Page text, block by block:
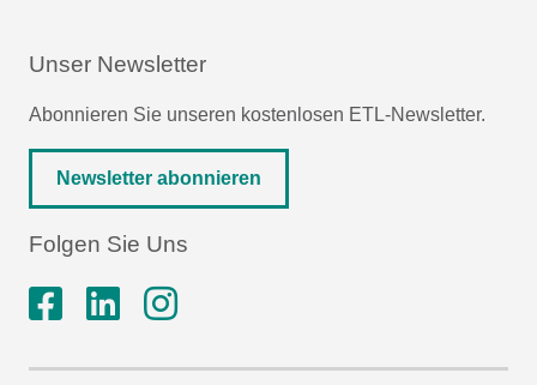
Unser Newsletter
Abonnieren Sie unseren kostenlosen ETL-Newsletter.
Newsletter abonnieren
Folgen Sie Uns